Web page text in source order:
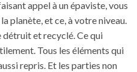
appel à un épaviste, vous
planète, et ce, à votre niveau.
détruit et recyclé. Ce qui
Tous les éléments qui
repris. Et les parties non